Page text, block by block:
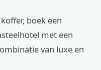
boek een
met een
van luxe en